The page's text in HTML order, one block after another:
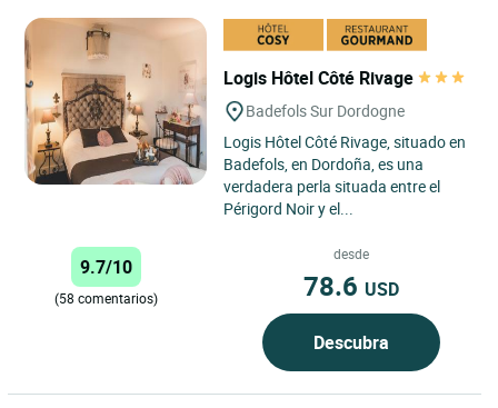
Logis Hôtel Côté Rivage
Badefols Sur Dordogne
Logis Hôtel Côté Rivage, situado en
Badefols, en Dordoña, es una
verdadera perla situada entre el
Périgord Noir y el...
9.7/10
(58 comentarios)
desde
78.6 USD
Descubra